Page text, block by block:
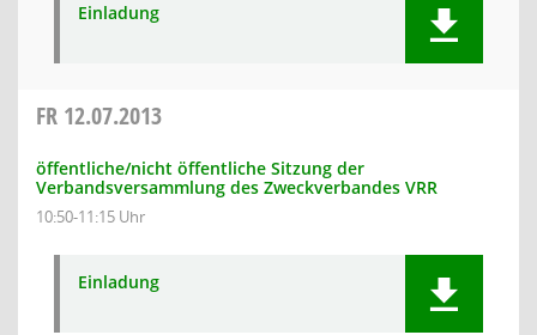
Einladung
FR 12.07.2013
öffentliche/nicht öffentliche Sitzung der
Verbandsversammlung des Zweckverbandes VRR
10:50-11:15 Uhr
Einladung